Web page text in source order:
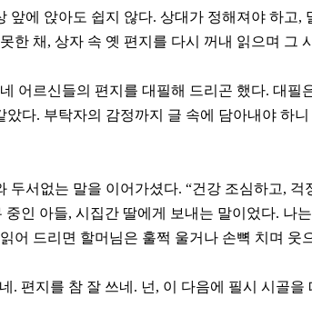
앞에 앉아도 쉽지 않다. 상대가 정해져야 하고,
한 채, 상자 속 옛 편지를 다시 꺼내 읽으며 그
어르신들의 편지를 대필해 드리곤 했다. 대필
았다. 부탁자의 감정까지 글 속에 담아내야 하
두서없는 말을 이어가셨다. “건강 조심하고, 걱
중인 아들, 시집간 딸에게 보내는 말이었다. 나
어 드리면 할머님은 훌쩍 울거나 손뼉 치며 웃
. 편지를 참 잘 쓰네. 넌, 이 다음에 필시 시골을